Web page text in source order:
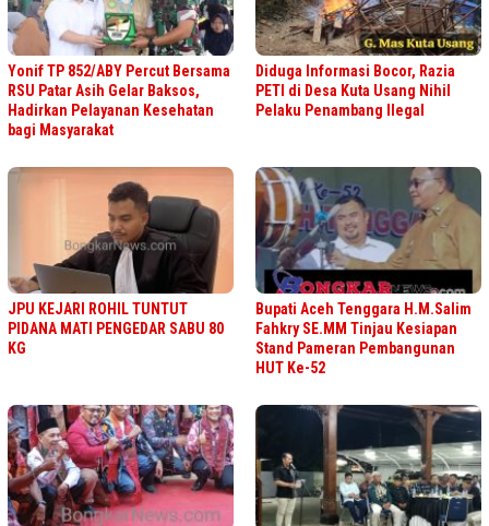
Yonif TP 852/ABY Percut Bersama
RSU Patar Asih Gelar Baksos,
Hadirkan Pelayanan Kesehatan
bagi Masyarakat
Diduga Informasi Bocor, Razia
PETI di Desa Kuta Usang Nihil
Pelaku Penambang Ilegal
JPU KEJARI ROHIL TUNTUT
PIDANA MATI PENGEDAR SABU 80
KG
Bupati Aceh Tenggara H.M.Salim
Fahkry SE.MM Tinjau Kesiapan
Stand Pameran Pembangunan
HUT Ke-52